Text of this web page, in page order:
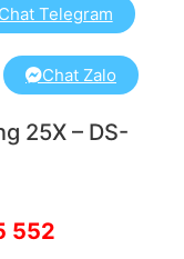
Telegram
Chat Zalo
25X – DS-
552